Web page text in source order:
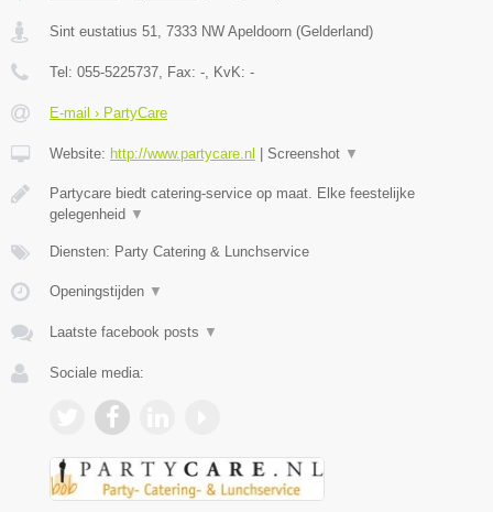
Sint eustatius 51 7333 NW Apeldoorn (Gelderland)
Tel: 055-5225737 , Fax: - , KvK: -
E-mail › PartyCare
Website: http://www.partycare.nl Screenshot ▼
Partycare biedt catering-service op maat. Elke feestelijke
gelegenheid ▼
Diensten: Party Catering & Lunchservice
Openingstijden ▼
Laatste facebook posts ▼
Sociale media: